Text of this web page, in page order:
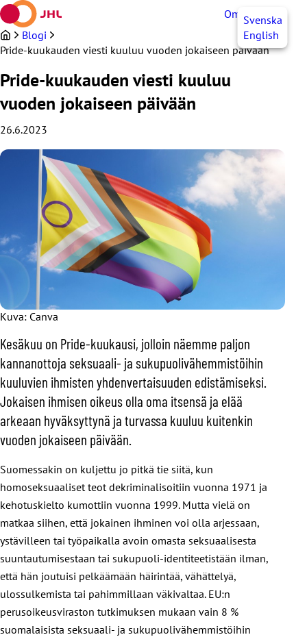
Siirry
sisältöön
OmaJHLSvenska
English
Blogi
Pride-kuukauden viesti kuuluu vuoden jokaiseen päivään
Pride-kuukauden viesti kuuluu
vuoden jokaiseen päivään
26.6.2023
Kuva: Canva
Kesäkuu on Pride-kuukausi, jolloin näemme paljon
kannanottoja seksuaali- ja sukupuolivähemmistöihin
kuuluvien ihmisten yhdenvertaisuuden edistämiseksi.
Jokaisen ihmisen oikeus olla oma itsensä ja elää
arkeaan hyväksyttynä ja turvassa kuuluu kuitenkin
vuoden jokaiseen päivään.
Suomessakin on kuljettu jo pitkä tie siitä, kun
homoseksuaaliset teot dekriminalisoitiin vuonna 1971 ja
kehotuskielto kumottiin vuonna 1999. Mutta vielä on
matkaa siihen, että jokainen ihminen voi olla arjessaan,
ystävilleen tai työpaikalla avoin omasta seksuaalisesta
suuntautumisestaan tai sukupuoli-identiteetistään ilman,
että hän joutuisi pelkäämään häirintää, vähättelyä,
ulossulkemista tai pahimmillaan väkivaltaa. EU:n
perusoikeusviraston tutkimuksen mukaan vain 8 %
suomalaisista seksuaali- ja sukupuolivähemmistöihin